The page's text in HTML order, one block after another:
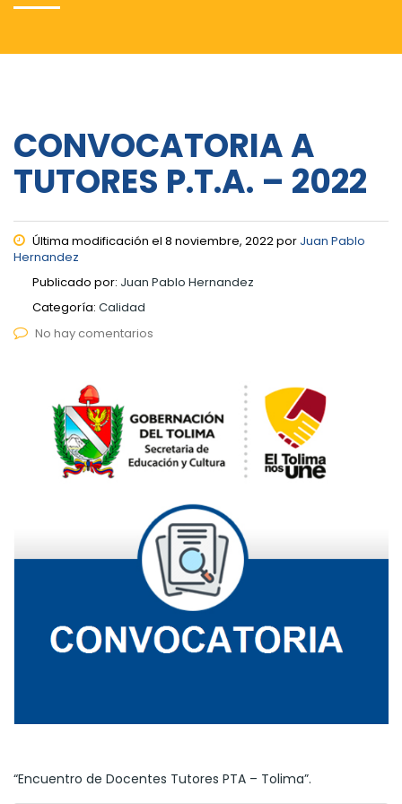
CONVOCATORIA A
TUTORES P.T.A. – 2022
Última modificación el 8 noviembre, 2022 por Juan Pablo
Hernandez
Publicado por: Juan Pablo Hernandez
Categoría: Calidad
No hay comentarios
“Encuentro de Docentes Tutores PTA – Tolima”.